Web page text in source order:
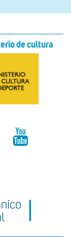
de cultura